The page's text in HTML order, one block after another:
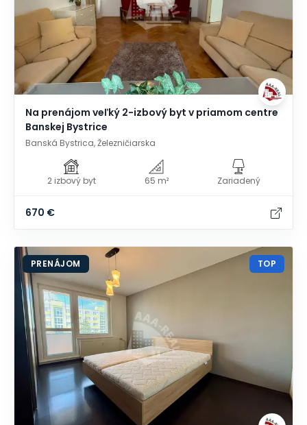
Na prenájom veľký 2-izbový byt v priamom centre
Banskej Bystrice
Banská Bystrica, Železničiarska
2 izbový byt 65 m² Zariadený
670 €
PRENÁJOM TOP